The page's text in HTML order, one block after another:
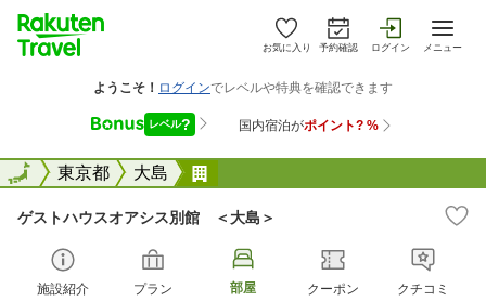
お気に入り 予約確認 ログイン メニュー
全国東京都 大島
全国
ゲストハウスオアシス別館 ＜大島＞
施設紹介 プラン 部屋 クーポン クチコミ